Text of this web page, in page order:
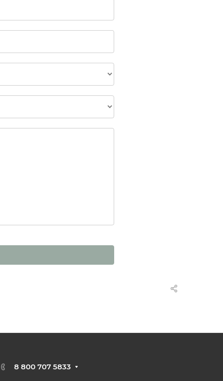
8 800 707 5833